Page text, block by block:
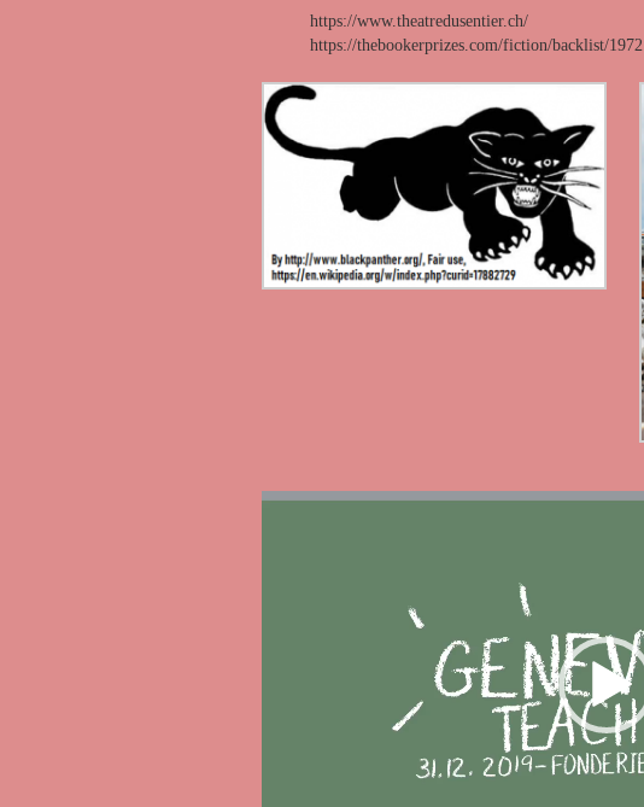
https://www.theatredusentier.ch/
https://thebookerprizes.com/fiction/backlist/1972
Lecteur